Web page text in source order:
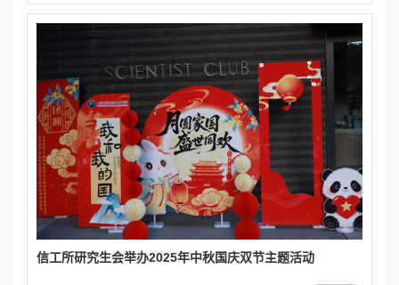
信工所研究生会举办2025年中秋国庆双节主题活动